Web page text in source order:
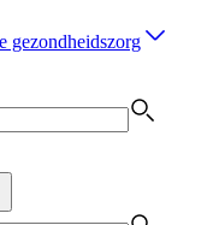
gezondheidszorg